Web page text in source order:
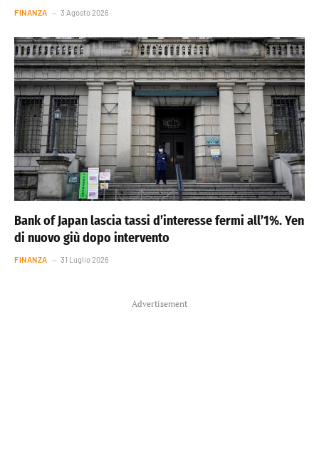
FINANZA 3 Agosto 2026
Bank of Japan lascia tassi d’interesse fermi all’1%. Yen
di nuovo giù dopo intervento
FINANZA 31 Luglio 2026
Advertisement